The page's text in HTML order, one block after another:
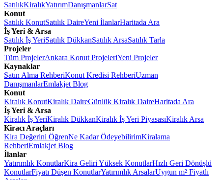
SatılıkKiralıkYatırımDanışmanlarSat
Konut
Satılık KonutSatılık DaireYeni İlanlarHaritada Ara
İş Yeri & Arsa
Satılık İş YeriSatılık DükkanSatılık ArsaSatılık Tarla
Projeler
Tüm ProjelerAnkara Konut ProjeleriYeni Projeler
Kaynaklar
Satın Alma RehberiKonut Kredisi RehberiUzman
DanışmanlarEmlakjet Blog
Konut
Kiralık KonutKiralık DaireGünlük Kiralık DaireHaritada Ara
İş Yeri & Arsa
Kiralık İş YeriKiralık DükkanKiralık İş Yeri PiyasasıKiralık Arsa
Kiracı Araçları
Kira Değerini ÖğrenNe Kadar ÖdeyebilirimKiralama
RehberiEmlakjet Blog
İlanlar
Yatırımlık KonutlarKira Geliri Yüksek KonutlarHızlı Geri Dönüşlü
KonutlarFiyatı Düşen KonutlarYatırımlık ArsalarUygun m² Fiyatlı